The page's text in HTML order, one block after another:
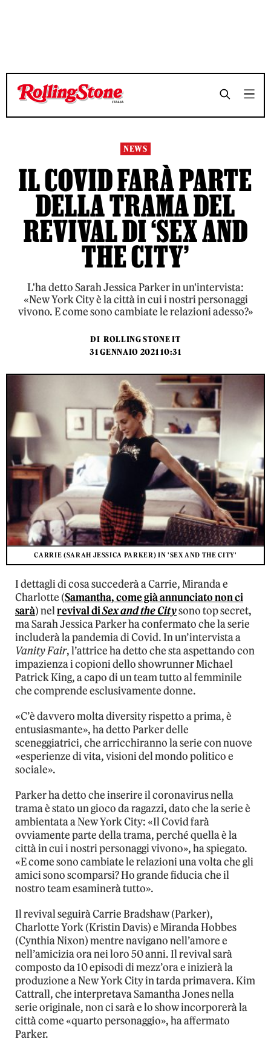
TEMPO DI LETTURA 3 MINUTI
TEMPO DI LETTURA 3 MINUTI
NEWS
IL COVID FARÀ PARTE
DELLA TRAMA DEL
REVIVAL DI ‘SEX AND
THE CITY’
L'ha detto Sarah Jessica Parker in un'intervista:
«New York City è la città in cui i nostri personaggi
vivono. E come sono cambiate le relazioni adesso?»
DI ROLLING STONE IT
31 GENNAIO 2021 10:31
CARRIE (SARAH JESSICA PARKER) IN 'SEX AND THE CITY'
I dettagli di cosa succederà a Carrie, Miranda e
Charlotte (Samantha, come già annunciato non ci
sarà) nelrevival diSex and the Citysono top secret,
ma Sarah Jessica Parker ha confermato che la serie
includerà la pandemia di Covid. In un’intervista a
Vanity Fair, l’attrice ha detto che sta aspettando con
impazienza i copioni dello showrunner Michael
Patrick King, a capo di un team tutto al femminile
che comprende esclusivamente donne.
«C’è davvero molta diversity rispetto a prima, è
entusiasmante», ha detto Parker delle
sceneggiatrici, che arricchiranno la serie con nuove
«esperienze di vita, visioni del mondo politico e
sociale».
Parker ha detto che inserire il coronavirus nella
trama è stato un gioco da ragazzi, dato che la serie è
ambientata a New York City: «Il Covid farà
ovviamente parte della trama, perché quella è la
città in cui i nostri personaggi vivono», ha spiegato.
«E come sono cambiate le relazioni una volta che gli
amici sono scomparsi? Ho grande fiducia che il
nostro team esaminerà tutto».
Il revival seguirà Carrie Bradshaw (Parker),
Charlotte York (Kristin Davis) e Miranda Hobbes
(Cynthia Nixon) mentre navigano nell’amore e
nell’amicizia ora nei loro 50 anni. Il revival sarà
composto da 10 episodi di mezz’ora e inizierà la
produzione a New York City in tarda primavera. Kim
Cattrall, che interpretava Samantha Jones nella
serie originale, non ci sarà e lo show incorporerà la
città come «quarto personaggio», ha affermato
Parker.